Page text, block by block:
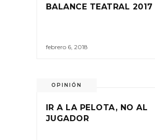
BALANCE TEATRAL 2017
febrero 6, 2018
OPINIÓN
IR A LA PELOTA, NO AL
JUGADOR